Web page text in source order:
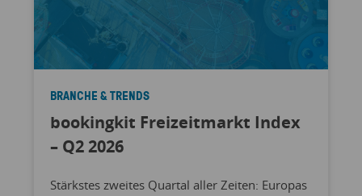
BRANCHE & TRENDS
bookingkit Freizeitmarkt Index
– Q2 2026
Stärkstes zweites Quartal aller Zeiten: Europas